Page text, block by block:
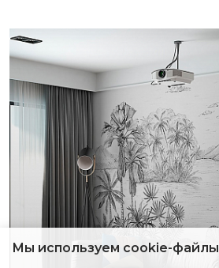
Мы используем cookie-файлы